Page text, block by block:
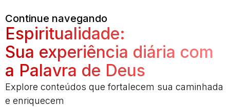
Continue navegando
Espiritualidade:
Sua experiência diária com
a Palavra de Deus
Explore conteúdos que fortalecem sua caminhada
e enriquecem